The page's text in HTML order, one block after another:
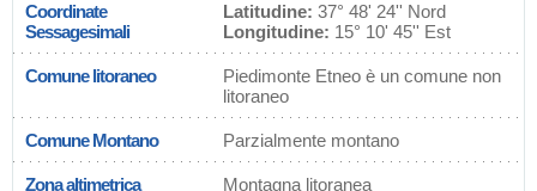
Coordinate
Sessagesimali
Latitudine: 37° 48' 24'' Nord
Longitudine: 15° 10' 45'' Est
Comune litoraneo
Piedimonte Etneo è un comune non
litoraneo
Comune Montano Parzialmente montano
Zona altimetrica Montagna litoranea